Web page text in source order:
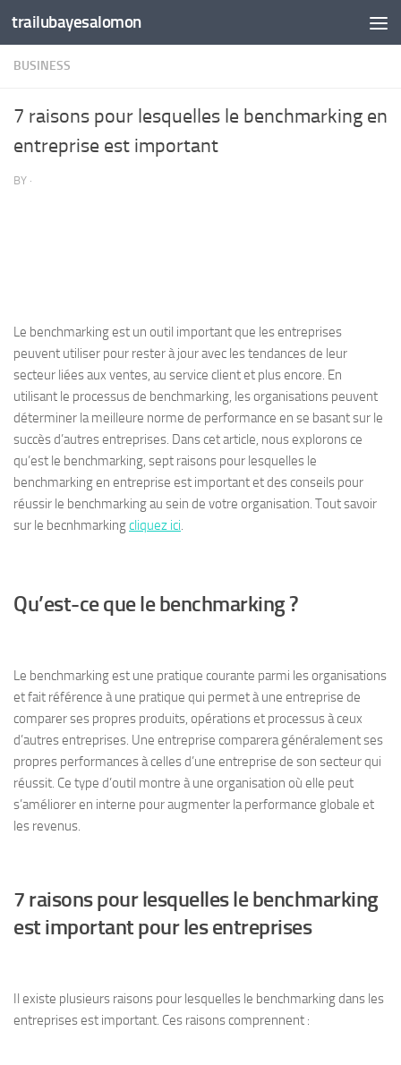
Skip to content
trailubayesalomon
BUSINESS
7 raisons pour lesquelles le benchmarking en
entreprise est important
BY ·
Le benchmarking est un outil important que les entreprises
peuvent utiliser pour rester à jour avec les tendances de leur
secteur liées aux ventes, au service client et plus encore. En
utilisant le processus de benchmarking, les organisations peuvent
déterminer la meilleure norme de performance en se basant sur le
succès d’autres entreprises. Dans cet article, nous explorons ce
qu’est le benchmarking, sept raisons pour lesquelles le
benchmarking en entreprise est important et des conseils pour
réussir le benchmarking au sein de votre organisation. Tout savoir
sur le becnhmarkingcliquez ici.
Qu’est-ce que le benchmarking ?
Le benchmarking est une pratique courante parmi les organisations
et fait référence à une pratique qui permet à une entreprise de
comparer ses propres produits, opérations et processus à ceux
d’autres entreprises. Une entreprise comparera généralement ses
propres performances à celles d’une entreprise de son secteur qui
réussit. Ce type d’outil montre à une organisation où elle peut
s’améliorer en interne pour augmenter la performance globale et
les revenus.
7 raisons pour lesquelles le benchmarking
est important pour les entreprises
Il existe plusieurs raisons pour lesquelles le benchmarking dans les
entreprises est important. Ces raisons comprennent :